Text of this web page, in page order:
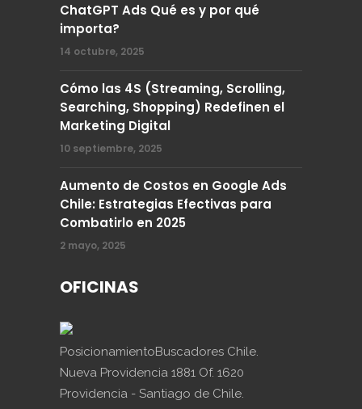
ChatGPT Ads Qué es y por qué
importa?
14 octubre, 2025
Cómo las 4S (Streaming, Scrolling,
Searching, Shopping) Redefinen el
Marketing Digital
10 septiembre, 2025
Aumento de Costos en Google Ads
Chile: Estrategias Efectivas para
Combatirlo en 2025
2 mayo, 2025
OFICINAS
PosicionamientoBuscadores Chile.
Nueva Providencia 1881 Of. 1620
Providencia - Santiago de Chile.